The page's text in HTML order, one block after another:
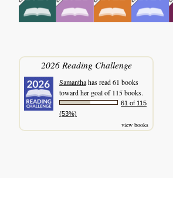
2026 Reading Challenge
Samanthahas read 61 books
toward her goal of 115 books.
61 of 115
(53%)
view books